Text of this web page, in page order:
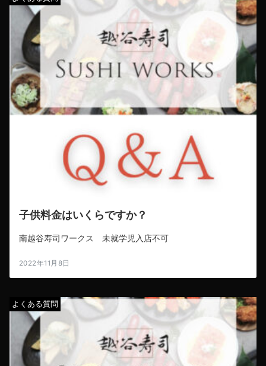
子供料金はいくらですか？
南越谷寿司ワークス 未就学児入店不可
2022年11月8日
よくある質問